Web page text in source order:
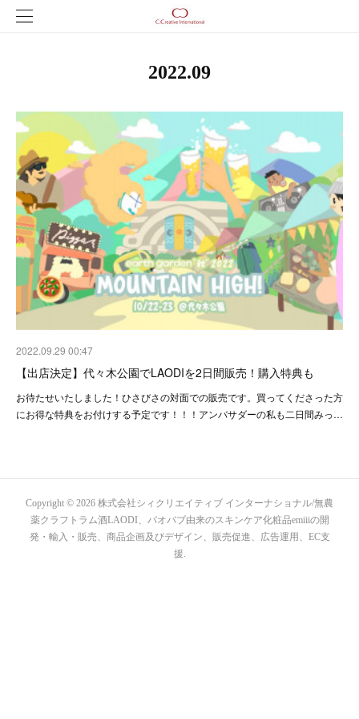
2022.09
2022.09.29 00:47
【出店決定】代々木公園でLAODIを2日間販売！購入特典も
お待たせいたしました！ひさびさの対面での販売です。買ってくださった方
にお得な特典をお付けする予定です！！！アンバサダーの私も二日間みっ…
Copyright © 2026 株式会社シィクリエイティブ インターナショナル/無農
薬クラフトラム酒LAODI、バオバブ由来のスキンケア化粧品emiiiの開
発・輸入・販売、商品企画及びデザイン、販売促進、広告運用、EC支
援.